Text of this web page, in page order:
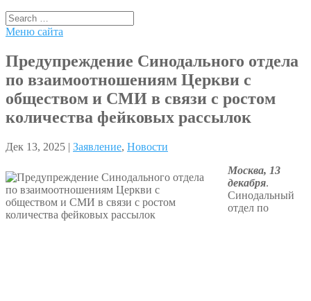
Меню сайта
Предупреждение Синодального отдела
по взаимоотношениям Церкви с
обществом и СМИ в связи с ростом
количества фейковых рассылок
Дек 13, 2025 | Заявление, Новости
Москва, 13
декабря.
Синодальный
отдел по